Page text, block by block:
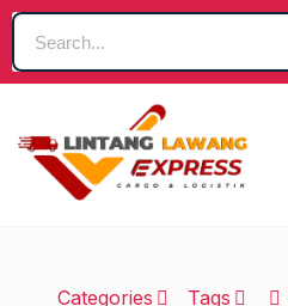
Categories Tags